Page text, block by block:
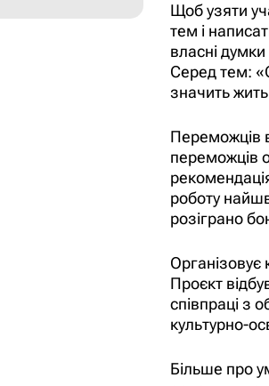
Щоб узяти
тем і
власні думки
Серед тем:
значить
Переможців
переможців
роботу
розіграно
Організовує
Проєкт
співпраці з
культурно-
Більше про